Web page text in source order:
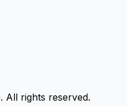
. All rights reserved.